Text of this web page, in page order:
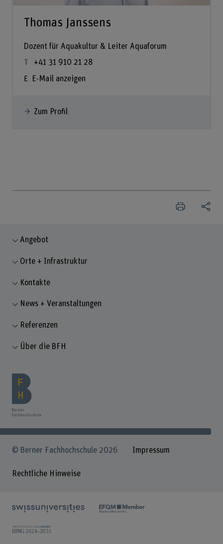
Thomas Janssens
Dozent für Aquakultur & Leiter Aquaforum
+41 31 910 21 28
E-Mail anzeigen
Zum Profil
Angebot
Orte + Infrastruktur
Kontakte
News + Veranstaltungen
Referenzen
Über die BFH
© Berner Fachhochschule 2026 Impressum
Rechtliche Hinweise